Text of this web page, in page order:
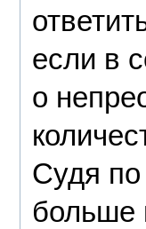
если в
о
Судя по
больше